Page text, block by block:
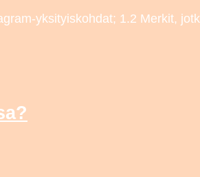
yksityiskohdat; 1.2 Merkit,